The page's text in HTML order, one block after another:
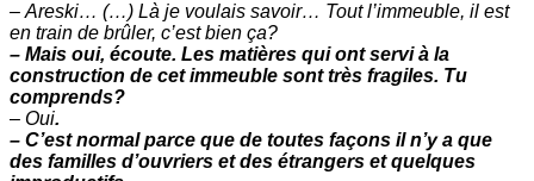
– Areski… (…) Là je voulais savoir… Tout l’immeuble, il est
en train de brûler, c’est bien ça?
– Mais oui, écoute. Les matières qui ont servi à la
construction de cet immeuble sont très fragiles. Tu
comprends?
– Oui.
– C’est normal parce que de toutes façons il n’y a que
des familles d’ouvriers et des étrangers et quelques